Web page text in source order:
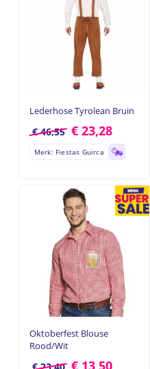
Lederhose Tyrolean Bruin
€46,55 € 23,28
Merk: Fiestas Guirca
Oktoberfest Blouse
Rood/Wit
€23,40 € 13,50